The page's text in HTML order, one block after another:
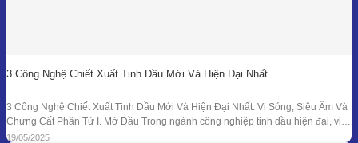
3 Công Nghệ Chiết Xuất Tinh Dầu Mới Và Hiện Đại Nhất
3 Công Nghệ Chiết Xuất Tinh Dầu Mới Và Hiện Đại Nhất: Vi Sóng, Siêu Âm Và
Chưng Cất Phân Tử I. Mở Đầu Trong ngành công nghiệp tinh dầu hiện đại, việc
tối ưu hóa hiệu suất chiết xuất, giữ nguyên hương thơm và hoạt chất trị liệu là
19/05/2025